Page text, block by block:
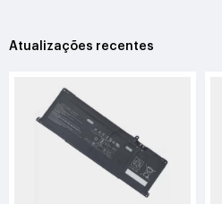
Atualizações recentes